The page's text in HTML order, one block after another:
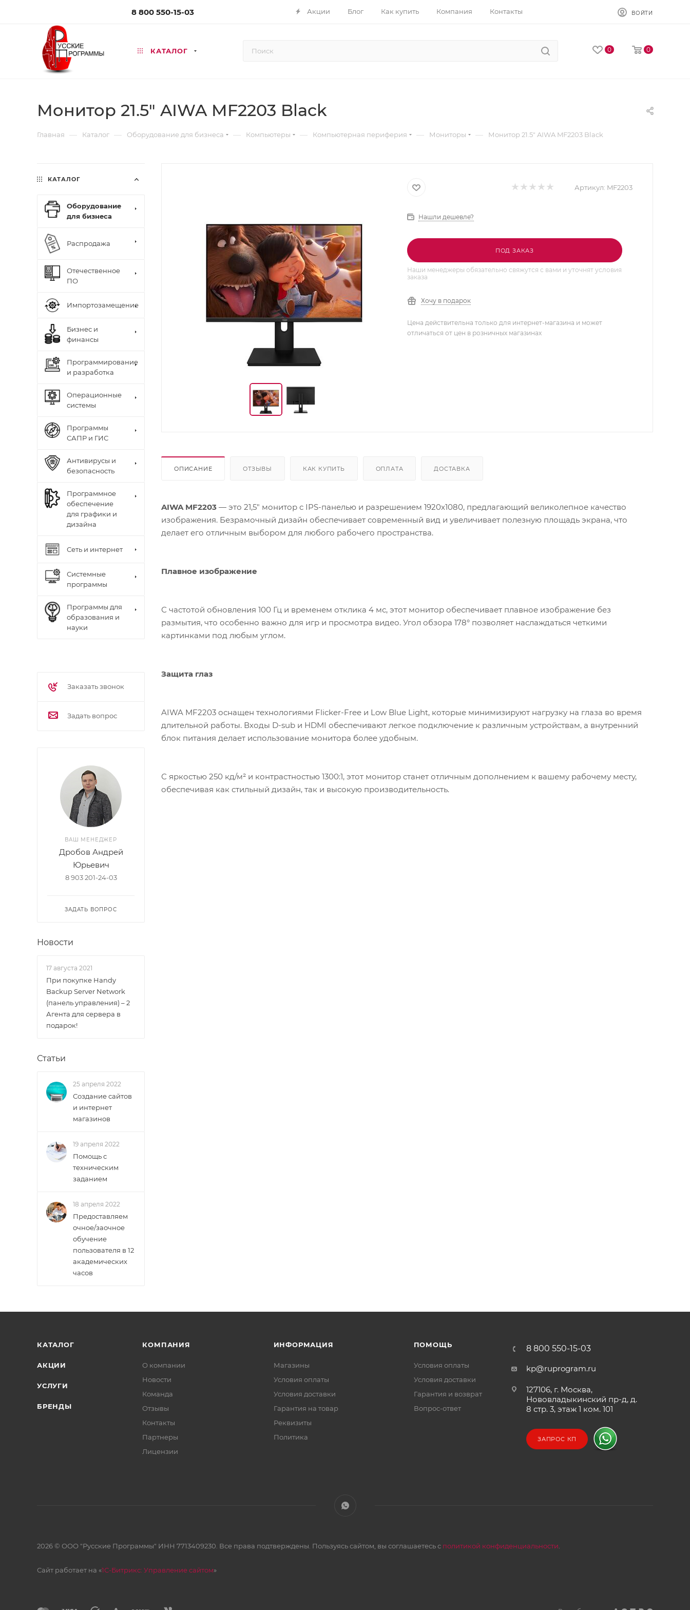
8 800 550-15-03 Акции Блог Как купить Компания Контакты ВОЙТИ
КАТАЛОГ 0 0
Монитор 21.5" AIWA MF2203 Black
Главная — Каталог — Оборудование для бизнеса — Компьютеры — Компьютерная периферия — Мониторы — Монитор 21.5" AIWA MF2203 Black
Артикул: MF2203
Нашли дешевле?
ПОД ЗАКАЗ
Наши менеджеры обязательно свяжутся с вами и уточнят условия
заказа
Хочу в подарок
Цена действительна только для интернет-магазина и может
отличаться от цен в розничных магазинах
ОПИСАНИЕ ОТЗЫВЫ КАК КУПИТЬ ОПЛАТА ДОСТАВКА
AIWA MF2203 — это 21,5" монитор с IPS-панелью и разрешением 1920x1080, предлагающий великолепное качество
изображения. Безрамочный дизайн обеспечивает современный вид и увеличивает полезную площадь экрана, что
делает его отличным выбором для любого рабочего пространства.
Плавное изображение
С частотой обновления 100 Гц и временем отклика 4 мс, этот монитор обеспечивает плавное изображение без
размытия, что особенно важно для игр и просмотра видео. Угол обзора 178° позволяет наслаждаться четкими
картинками под любым углом.
Защита глаз
AIWA MF2203 оснащен технологиями Flicker-Free и Low Blue Light, которые минимизируют нагрузку на глаза во время
длительной работы. Входы D-sub и HDMI обеспечивают легкое подключение к различным устройствам, а внутренний
блок питания делает использование монитора более удобным.
С яркостью 250 кд/м² и контрастностью 1300:1, этот монитор станет отличным дополнением к вашему рабочему месту,
обеспечивая как стильный дизайн, так и высокую производительность.
КАТАЛОГ
Оборудование
для бизнеса
Распродажа
Отечественное
ПО
Импортозамещение
Бизнес и
финансы
Программирование
и разработка
Операционные
системы
Программы
САПР и ГИС
Антивирусы и
безопасность
Программное
обеспечение
для графики и
дизайна
Сеть и интернет
Системные
программы
Программы для
образования и
науки
Заказать звонок
Задать вопрос
ВАШ МЕНЕДЖЕР
Дробов Андрей
Юрьевич
8 903 201-24-03
ЗАДАТЬ ВОПРОС
Новости
17 августа 2021
При покупке Handy
Backup Server Network
(панель управления) – 2
Агента для сервера в
подарок!
Статьи
25 апреля 2022
Создание сайтов
и интернет
магазинов
19 апреля 2022
Помощь с
техническим
заданием
18 апреля 2022
Предоставляем
очное/заочное
обучение
пользователя в 12
академических
часов
КАТАЛОГ
АКЦИИ
УСЛУГИ
БРЕНДЫ
КОМПАНИЯ
О компании
Новости
Команда
Отзывы
Контакты
Партнеры
Лицензии
ИНФОРМАЦИЯ
Магазины
Условия оплаты
Условия доставки
Гарантия на товар
Реквизиты
Политика
ПОМОЩЬ
Условия оплаты
Условия доставки
Гарантия и возврат
Вопрос-ответ
8 800 550-15-03
kp@ruprogram.ru
127106, г. Москва,
Нововладыкинский пр-д, д.
8 стр. 3, этаж 1 ком. 101
ЗАПРОС КП
2026 © ООО "Русские Программы" ИНН 7713409230. Все права подтверждены. Пользуясь сайтом, вы соглашаетесь с политикой конфиденциальности
Сайт работает на «1С-Битрикс: Управление сайтом»